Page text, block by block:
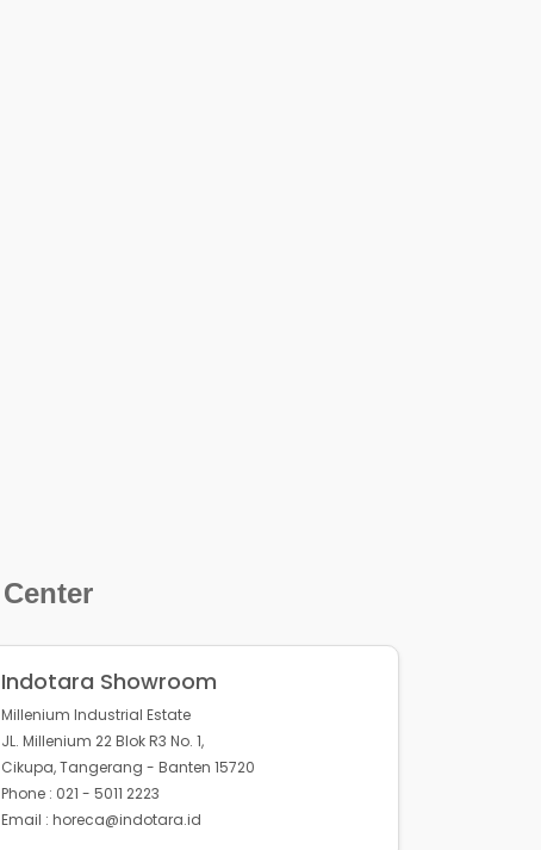
Indotara Showroom
Millenium Industrial Estate
JL. Millenium 22 Blok R3 No. 1,
Cikupa, Tangerang - Banten 15720
Phone : 021 - 5011 2223
Email : horeca@indotara.id